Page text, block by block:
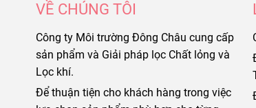
VỀ CHÚNG TÔI
Công ty Môi trường Đông Châu cung cấp
sản phẩm và Giải pháp lọc Chất lỏng và
Lọc khí.
Để thuận tiện cho khách hàng trong việc